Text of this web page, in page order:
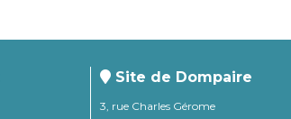
Site de Dompaire
3, rue Charles Gérome